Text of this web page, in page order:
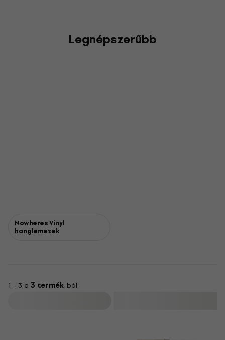
Legnépszerűbb
Nowheres Vinyl
hanglemezek
1 - 3 a 3 termék-ból